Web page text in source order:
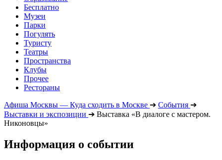
Бесплатно
Музеи
Парки
Погулять
Туристу
Театры
Пространства
Клубы
Прочее
Рестораны
Афиша Москвы — Куда сходить в Москве ➔ События ➔
Выставки и экспозиции ➔ Выставка «В диалоге с мастером.
Никоновцы»
Информация о событии